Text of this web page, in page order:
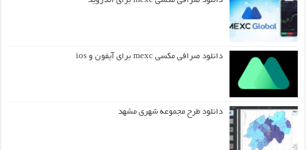
دانلود صرافی مکسی mexc برای آیفون و ios
دانلود طرح مجموعه شهری مشهد